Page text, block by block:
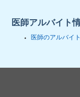
医師アルバイト
医師のアルバイ